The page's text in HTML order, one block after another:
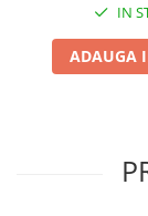
IN
ADAUGA